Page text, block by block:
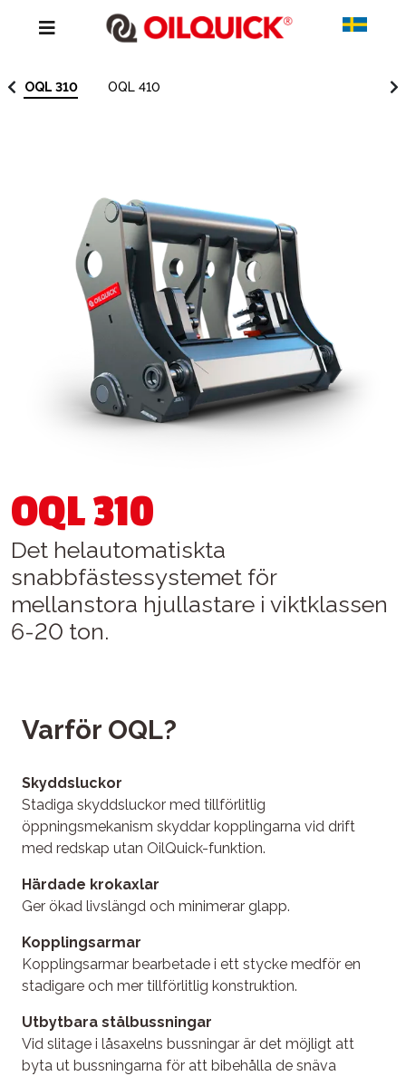
OQL 310 OQL 410
OQL 310
Det helautomatiskta
snabbfästessystemet för
mellanstora hjullastare i viktklassen
6-20 ton.
Varför OQL?
Skyddsluckor
Stadiga skyddsluckor med tillförlitlig
öppningsmekanism skyddar kopplingarna vid drift
med redskap utan OilQuick-funktion.
Härdade krokaxlar
Ger ökad livslängd och minimerar glapp.
Kopplingsarmar
Kopplingsarmar bearbetade i ett stycke medför en
stadigare och mer tillförlitlig konstruktion.
Utbytbara stålbussningar
Vid slitage i låsaxelns bussningar är det möjligt att
byta ut bussningarna för att bibehålla de snäva